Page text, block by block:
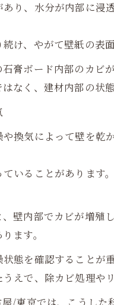
り、水分が内部に
け、やがて壁紙の表
膏ボード内部のカビ
なく、建材内部の状
換気によって壁を
いることがありま
壁内部でカビが増
ます。
態を確認することが
えで、除カビ処理や